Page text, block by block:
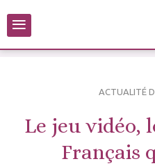
≡
ACTUALITÉ
Le jeu vidéo,
Français